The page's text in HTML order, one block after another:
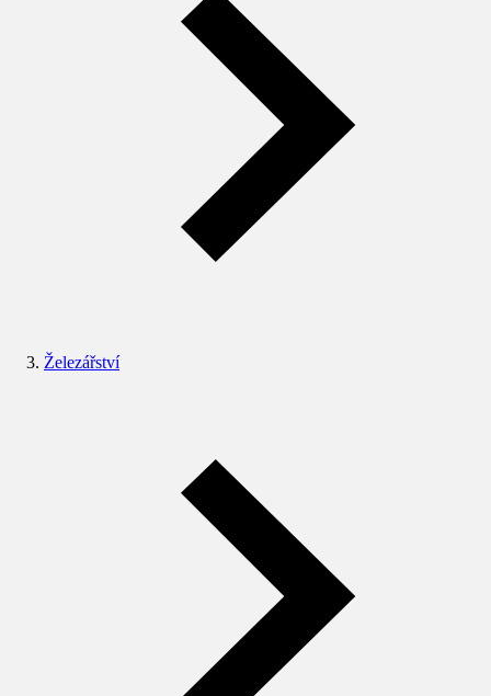
Železářství